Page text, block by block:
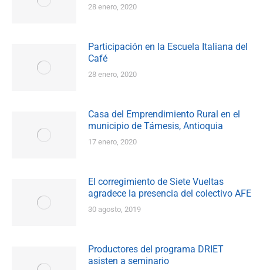
28 enero, 2020
Participación en la Escuela Italiana del
Café
28 enero, 2020
Casa del Emprendimiento Rural en el
municipio de Támesis, Antioquia
17 enero, 2020
El corregimiento de Siete Vueltas
agradece la presencia del colectivo AFE
30 agosto, 2019
Productores del programa DRIET
asisten a seminario